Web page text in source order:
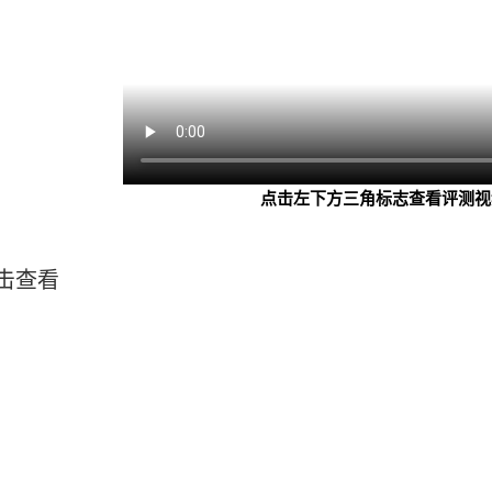
点击左下方三角标志查看评测
查看